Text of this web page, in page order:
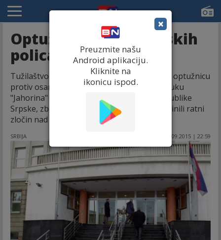
Optužnica protiv srpskih
policajaca
Tužilaštvo Srbije za ratne zločine podiglo je optužnicu
protiv osam bivših pripadnika Centra za obuku
"Jahorina" iz Specijalne brigade MUP-a Republike
Srpske, zbog sumnje da su u Srebrenici počinili ratni
zločin nad civilnim stanovništvom.
SRBIJA 10.09.2015 | 22:59
×
Preuzmite našu
Android aplikaciju.
Kliknite na
ikonicu ispod.